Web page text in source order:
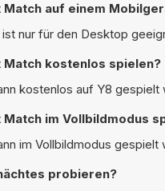
Match auf einem
nur für den Desktop
Match kostenlos spielen?
kostenlos auf Y8
Match im Vollbildmodus
im Vollbildmodus
probieren?